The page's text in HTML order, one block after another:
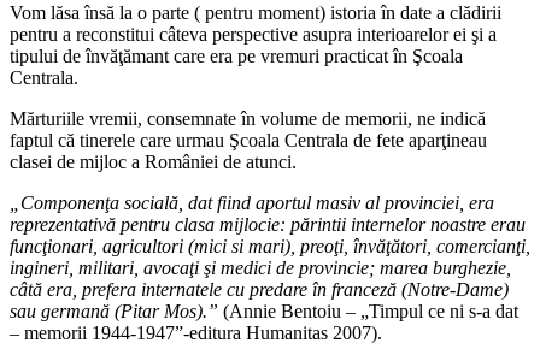
Vom lăsa însă la o parte ( pentru moment) istoria în date a clădirii
pentru a reconstitui câteva perspective asupra interioarelor ei şi a
tipului de învăţămant care era pe vremuri practicat în Şcoala
Centrala.
Mărturiile vremii, consemnate în volume de memorii, ne indică
faptul că tinerele care urmau Şcoala Centrala de fete aparţineau
clasei de mijloc a României de atunci.
„Componenţa socială, dat fiind aportul masiv al provinciei, era
reprezentativă pentru clasa mijlocie: părintii internelor noastre erau
funcţionari, agricultori (mici si mari), preoţi, învăţători, comercianţi,
ingineri, militari, avocaţi şi medici de provincie; marea burghezie,
câtă era, prefera internatele cu predare în franceză (Notre-Dame)
sau germană (Pitar Mos).” (Annie Bentoiu – „Timpul ce ni s-a dat
– memorii 1944-1947”-editura Humanitas 2007).